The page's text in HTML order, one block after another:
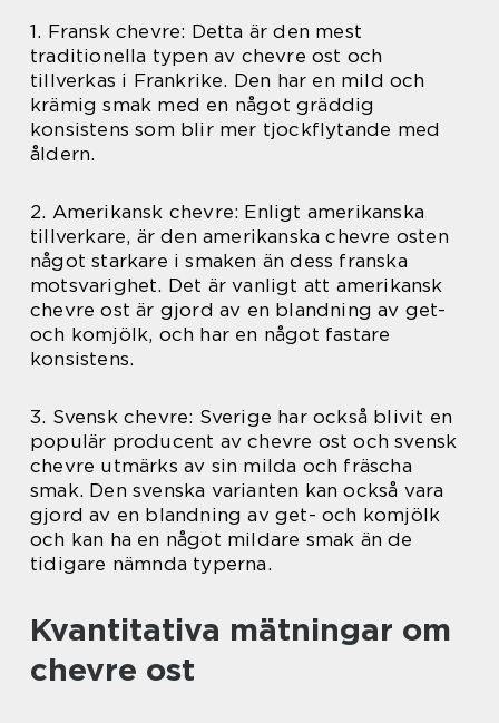
1. Fransk chevre: Detta är den mest
traditionella typen av chevre ost och
tillverkas i Frankrike. Den har en mild och
krämig smak med en något gräddig
konsistens som blir mer tjockflytande med
åldern.
2. Amerikansk chevre: Enligt amerikanska
tillverkare, är den amerikanska chevre osten
något starkare i smaken än dess franska
motsvarighet. Det är vanligt att amerikansk
chevre ost är gjord av en blandning av get-
och komjölk, och har en något fastare
konsistens.
3. Svensk chevre: Sverige har också blivit en
populär producent av chevre ost och svensk
chevre utmärks av sin milda och fräscha
smak. Den svenska varianten kan också vara
gjord av en blandning av get- och komjölk
och kan ha en något mildare smak än de
tidigare nämnda typerna.
Kvantitativa mätningar om
chevre ost